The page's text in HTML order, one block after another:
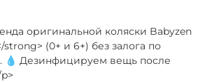
оригинальной коляски Babyzen
strong> (0+ и 6+) без залога по
💧 Дезинфицируем вещь после